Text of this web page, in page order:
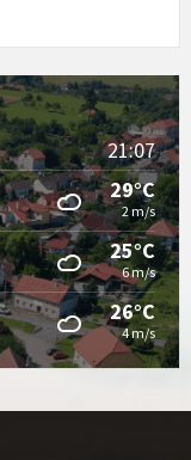
21:07
29°C
2 m/s
25°C
6 m/s
26°C
4 m/s